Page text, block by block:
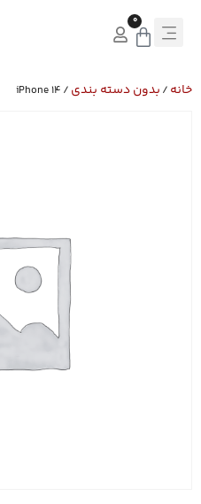
0
خانه / بدون دسته بندی / iPhone 14